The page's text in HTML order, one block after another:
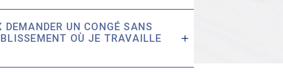
UN CONGÉ SANS
OÙ JE TRAVAILLE